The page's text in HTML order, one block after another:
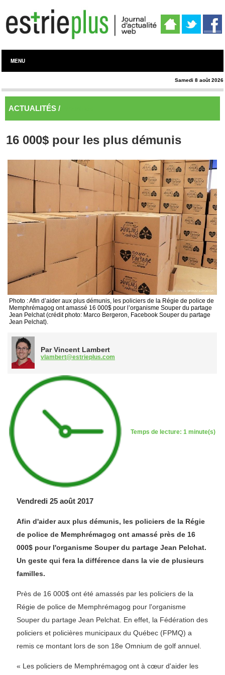
MENU
Samedi 8 août 2026
ACTUALITÉS /
16 000$ pour les plus démunis
Photo : Afin d’aider aux plus démunis, les policiers de la Régie de police de
Memphrémagog ont amassé 16 000$ pour l’organisme Souper du partage
Jean Pelchat (crédit photo: Marco Bergeron, Facebook Souper du partage
Jean Pelchat).
Par Vincent Lambert
vlambert@estrieplus.com
Temps de lecture: 1 minute(s)
Vendredi 25 août 2017
Afin d'aider aux plus démunis, les policiers de la Régie
de police de Memphrémagog ont amassé près de 16
000$ pour l'organisme Souper du partage Jean Pelchat.
Un geste qui fera la différence dans la vie de plusieurs
familles.
Près de 16 000$ ont été amassés par les policiers de la
Régie de police de Memphrémagog pour l'organisme
Souper du partage Jean Pelchat. En effet, la Fédération des
policiers et policières municipaux du Québec (FPMQ) a
remis ce montant lors de son 18e Omnium de golf annuel.
« Les policiers de Memphrémagog ont à cœur d'aider les